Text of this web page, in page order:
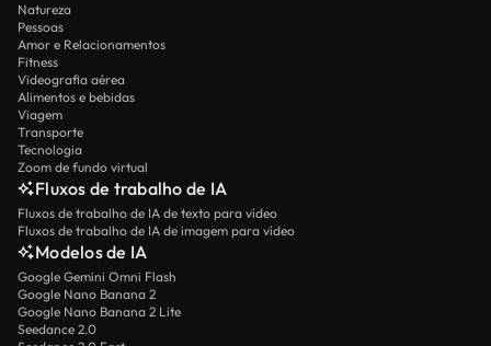
Natureza
Pessoas
Amor e Relacionamentos
Fitness
Videografia aérea
Alimentos e bebidas
Viagem
Transporte
Tecnologia
Zoom de fundo virtual
Fluxos de trabalho de IA
Fluxos de trabalho de IA de texto para vídeo
Fluxos de trabalho de IA de imagem para vídeo
Modelos de IA
Google Gemini Omni Flash
Google Nano Banana 2
Google Nano Banana 2 Lite
Seedance 2.0